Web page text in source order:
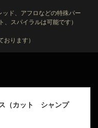
ド、アフロなどの特殊パー
スパイラルは可能です）
ります）
（カット シャンプ